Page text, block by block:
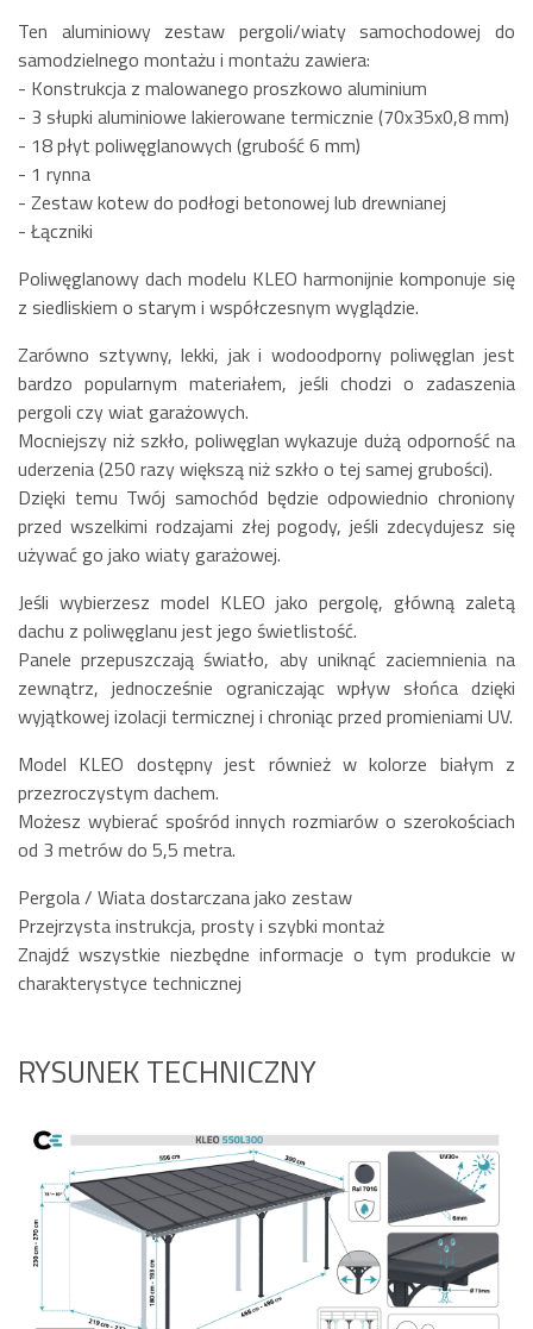
Ten aluminiowy zestaw pergoli/wiaty samochodowej do
samodzielnego montażu i montażu zawiera:
- Konstrukcja z malowanego proszkowo aluminium
- 3 słupki aluminiowe lakierowane termicznie (70x35x0,8 mm)
- 18 płyt poliwęglanowych (grubość 6 mm)
- 1 rynna
- Zestaw kotew do podłogi betonowej lub drewnianej
- Łączniki
Poliwęglanowy dach modelu KLEO harmonijnie komponuje się
z siedliskiem o starym i współczesnym wyglądzie.
Zarówno sztywny, lekki, jak i wodoodporny poliwęglan jest
bardzo popularnym materiałem, jeśli chodzi o zadaszenia
pergoli czy wiat garażowych.
Mocniejszy niż szkło, poliwęglan wykazuje dużą odporność na
uderzenia (250 razy większą niż szkło o tej samej grubości).
Dzięki temu Twój samochód będzie odpowiednio chroniony
przed wszelkimi rodzajami złej pogody, jeśli zdecydujesz się
używać go jako wiaty garażowej.
Jeśli wybierzesz model KLEO jako pergolę, główną zaletą
dachu z poliwęglanu jest jego świetlistość.
Panele przepuszczają światło, aby uniknąć zaciemnienia na
zewnątrz, jednocześnie ograniczając wpływ słońca dzięki
wyjątkowej izolacji termicznej i chroniąc przed promieniami UV.
Model KLEO dostępny jest również w kolorze białym z
przezroczystym dachem.
Możesz wybierać spośród innych rozmiarów o szerokościach
od 3 metrów do 5,5 metra.
Pergola / Wiata dostarczana jako zestaw
Przejrzysta instrukcja, prosty i szybki montaż
Znajdź wszystkie niezbędne informacje o tym produkcie w
charakterystyce technicznej
RYSUNEK TECHNICZNY